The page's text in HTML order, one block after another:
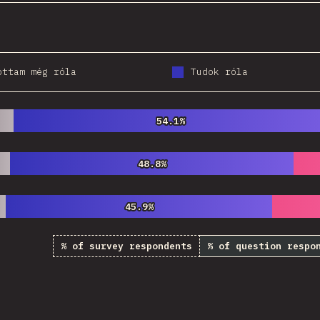
még róla Tudok róla
54.1%
54.1%
48.8%
48.8%
45.9%
45.9%
% of survey respondents % of question